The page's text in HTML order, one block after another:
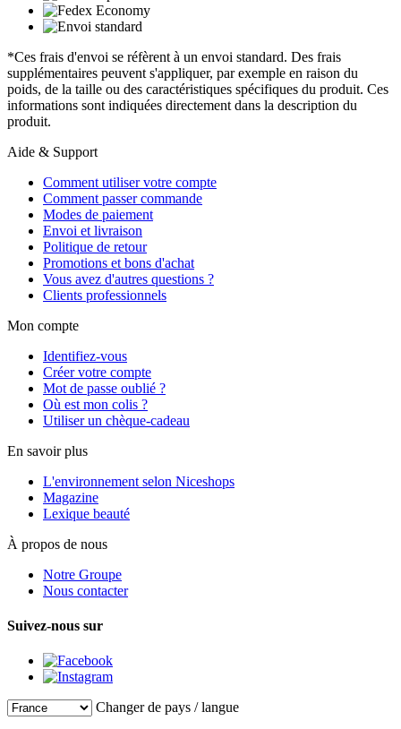
*Ces frais d'envoi se réfèrent à un envoi standard. Des frais
supplémentaires peuvent s'appliquer, par exemple en raison du
poids, de la taille ou des caractéristiques spécifiques du produit. Ces
informations sont indiquées directement dans la description du
produit.
Aide & Support
Comment utiliser votre compte
Comment passer commande
Modes de paiement
Envoi et livraison
Politique de retour
Promotions et bons d'achat
Vous avez d'autres questions ?
Clients professionnels
Mon compte
Identifiez-vous
Créer votre compte
Mot de passe oublié ?
Où est mon colis ?
Utiliser un chèque-cadeau
En savoir plus
L'environnement selon Niceshops
Magazine
Lexique beauté
À propos de nous
Notre Groupe
Nous contacter
Suivez-nous sur
Changer de pays / langue